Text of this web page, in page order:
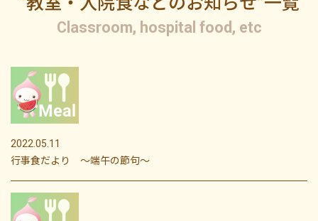
Classroom, hospital food, etc
2022.05.11
行事食だより ～端午の節句～